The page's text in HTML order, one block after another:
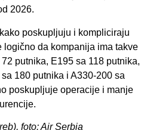
2026.
poskupljuju i kompliciraju
logično da kompanija ima takve
putnika, E195 sa 118 putnika,
180 putnika i A330-200 sa
poskupljuje operacije i manje
foto: Air Serbia